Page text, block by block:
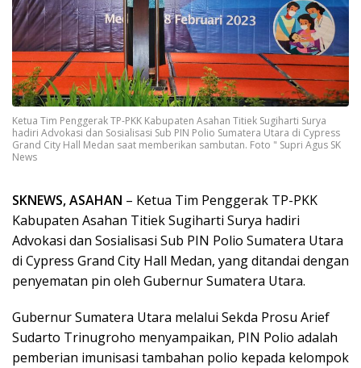
Ketua Tim Penggerak TP-PKK Kabupaten Asahan Titiek Sugiharti Surya
hadiri Advokasi dan Sosialisasi Sub PIN Polio Sumatera Utara di Cypress
Grand City Hall Medan saat memberikan sambutan. Foto " Supri Agus SK
News
SKNEWS, ASAHAN – Ketua Tim Penggerak TP-PKK
Kabupaten Asahan Titiek Sugiharti Surya hadiri
Advokasi dan Sosialisasi Sub PIN Polio Sumatera Utara
di Cypress Grand City Hall Medan, yang ditandai dengan
penyematan pin oleh Gubernur Sumatera Utara.
Gubernur Sumatera Utara melalui Sekda Prosu Arief
Sudarto Trinugroho menyampaikan, PIN Polio adalah
pemberian imunisasi tambahan polio kepada kelompok